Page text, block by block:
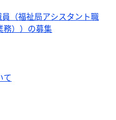
（福祉局アシスタント職
務））の募集
て